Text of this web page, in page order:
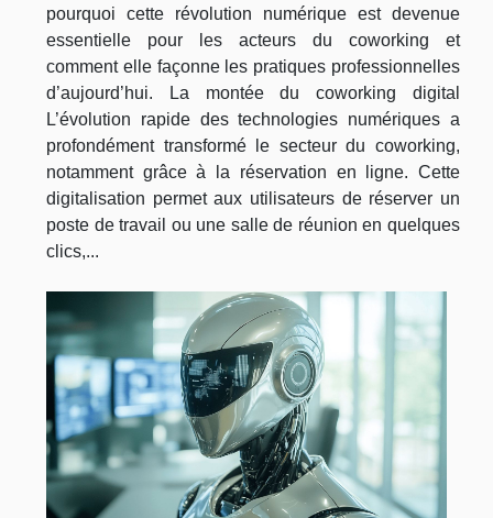
pourquoi cette révolution numérique est devenue
essentielle pour les acteurs du coworking et
comment elle façonne les pratiques professionnelles
d’aujourd’hui. La montée du coworking digital
L’évolution rapide des technologies numériques a
profondément transformé le secteur du coworking,
notamment grâce à la réservation en ligne. Cette
digitalisation permet aux utilisateurs de réserver un
poste de travail ou une salle de réunion en quelques
clics,...